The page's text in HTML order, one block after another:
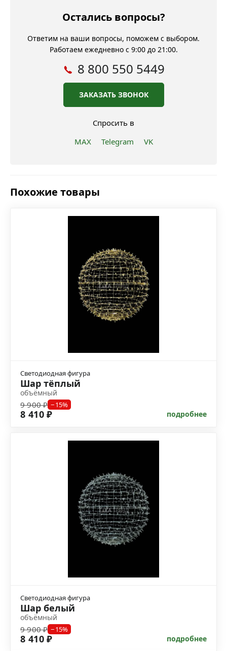
Остались вопросы?
Ответим на ваши вопросы, поможем с выбором.
Работаем ежедневно с 9:00 до 21:00.
8 800 550 5449
ЗАКАЗАТЬ ЗВОНОК
Спросить в
MAX
Telegram VK
Похожие товары
Светодиодная фигура
Шар тёплый
объёмный
9 900 ₽ −15%
8 410 ₽ подробнее
Светодиодная фигура
Шар белый
объёмный
9 900 ₽ −15%
8 410 ₽ подробнее